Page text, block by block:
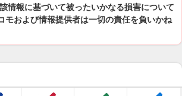
情報に基づいて被ったいかなる損害について
モおよび情報提供者は一切の責任を負いかね